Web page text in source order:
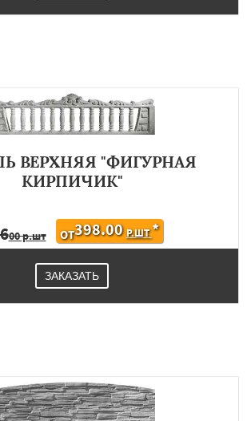
ВЕРХНЯЯ "ФИГУРНАЯ
КИРПИЧИК"
00 р.шт ОТ398.00 Р.ШТ*
ЗАКАЗАТЬ